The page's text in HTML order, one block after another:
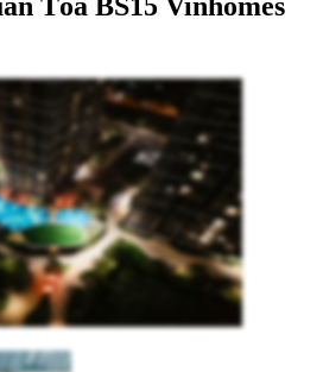
Tòa BS15 Vinhomes